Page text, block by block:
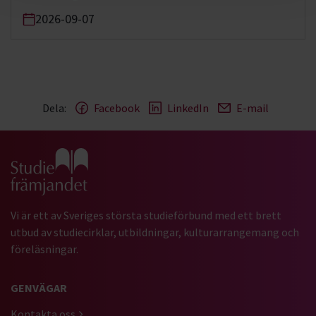
2026-09-07
Dela: Facebook LinkedIn E-mail
Gå till studiefrämjandets startsida
Vi är ett av Sveriges största studieförbund med ett brett
utbud av studiecirklar, utbildningar, kulturarrangemang och
föreläsningar.
GENVÄGAR